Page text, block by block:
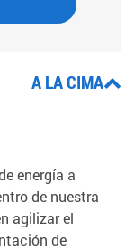
A LA CIMA
energía a
de nuestra
agilizar el
de